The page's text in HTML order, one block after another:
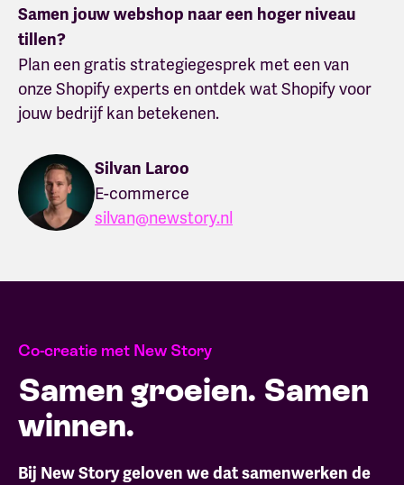
Samen jouw webshop naar een hoger niveau
tillen?
Plan een gratis strategiegesprek met een van
onze Shopify experts en ontdek wat Shopify voor
jouw bedrijf kan betekenen.
Silvan Laroo
E-commerce
silvan@newstory.nl
Co-creatie met New Story
Samen groeien. Samen
winnen.
Bij New Story geloven we dat samenwerken de